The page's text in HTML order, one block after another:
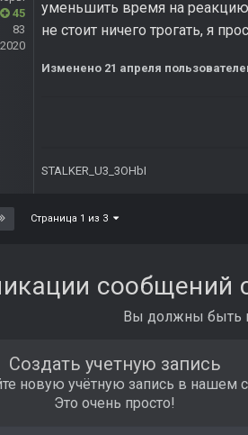
45
83
уменьшить время на реакцию
не стоит ничего трогать, я
Изменено 21 апреля
STALKER_U3_3OHbI
Страница 1 из 3
сообщений
Вы должны быть
Создать учетную запись
новую учётную запись в нашем
Это очень просто!